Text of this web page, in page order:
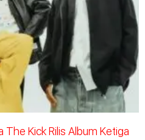
The Kick Rilis Album Ketiga